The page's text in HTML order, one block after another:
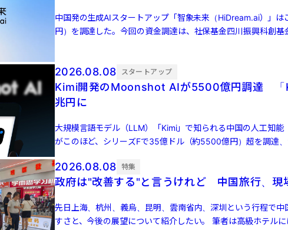
中国発の生成AIスタートアップ「智象未来（HiDream.ai）」
円）を調達した。今回の資金調達は、社保基金四川振興科創
2026.08.08 スタートアップ
Kimi開発のMoonshot AIが5500億円調達 「
兆円に
大規模言語モデル（LLM）「Kimi」で知られる中国の人工知能
がこのほど、シリーズFで35億ドル（約5500億円）超を調達
500 […]
2026.08.08 特集
政府は"改善する"と言うけれど 中国旅行、現
先日上海、杭州、義烏、昆明、雲南省内、深圳という行程で
すさと、今後の展望について紹介したい。 筆者は高級ホテル